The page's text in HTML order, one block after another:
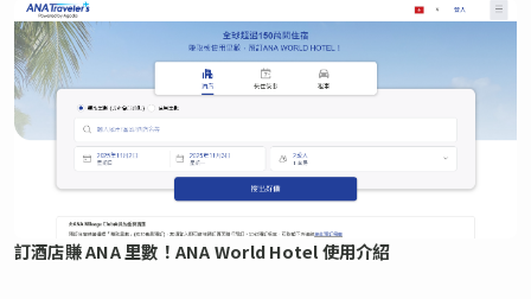
訂酒店賺 ANA 里數！ANA World Hotel 使用介紹